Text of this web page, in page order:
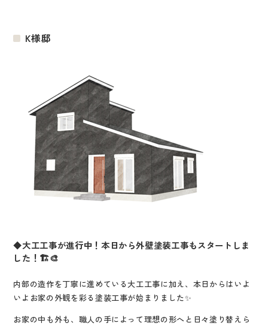
K様邸
◆大工工事が進行中！本日から外壁塗装工事もスタートしま
した！🏗️🎨
内部の造作を丁寧に進めている大工工事に加え、本日からはいよ
いよお家の外観を彩る塗装工事が始まりました✨
お家の中も外も、職人の手によって理想の形へと日々塗り替えら